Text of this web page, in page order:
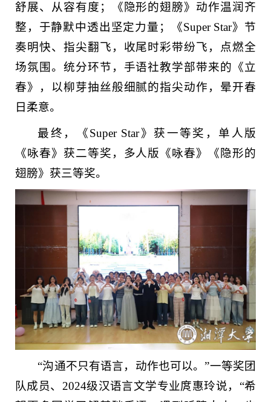
舒展、从容有度；《隐形的翅膀》动作温润齐
整，于静默中透出坚定力量；《Super Star》节
奏明快、指尖翻飞，收尾时彩带纷飞，点燃全
场氛围。统分环节，手语社教学部带来的《立
春》，以柳芽抽丝般细腻的指尖动作，晕开春
日柔意。
最终，《Super Star》获一等奖，单人版
《咏春》获二等奖，多人版《咏春》《隐形的
翅膀》获三等奖。
“沟通不只有语言，动作也可以。”一等奖团
队成员、2024级汉语言文学专业庹惠玲说，“希